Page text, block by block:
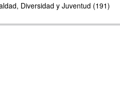
Diversidad y Juventud (191)